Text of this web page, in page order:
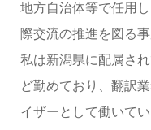
地方自治体等で任用
際交流の推進を図る
私は新潟県に配属さ
ど勤めており、翻訳
イザーとして働いてい